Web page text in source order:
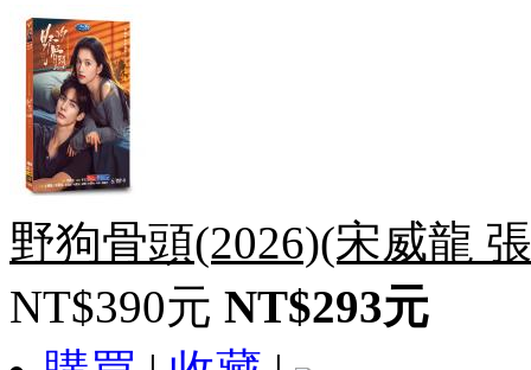
野狗骨頭(2026)(宋威龍
NT$390元 NT$293元